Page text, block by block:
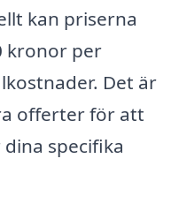
kan priserna
kronor per
Det är
offerter för att
specifika